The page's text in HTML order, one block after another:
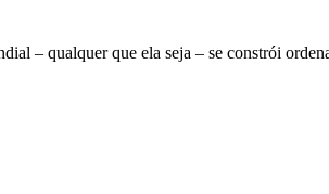
– qualquer que ela seja – se constrói